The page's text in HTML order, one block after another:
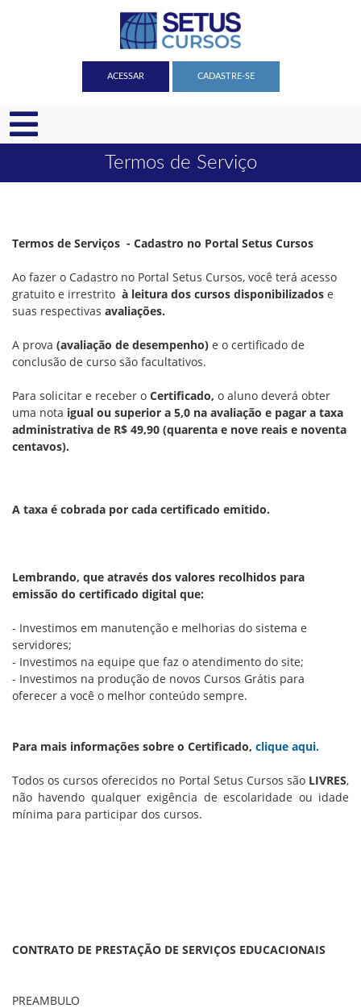
ACESSAR CADASTRE-SE
Termos de Serviço
Termos de Serviços - Cadastro no Portal Setus Cursos
Ao fazer o Cadastro no Portal Setus Cursos, você terá acesso
gratuito e irrestrito à leitura dos cursos disponibilizados e
suas respectivas avaliações.
A prova (avaliação de desempenho) e o certificado de
conclusão de curso são facultativos.
Para solicitar e receber o Certificado, o aluno deverá obter
uma nota igual ou superior a 5,0 na avaliação e pagar a taxa
administrativa de R$ 49,90 (quarenta e nove reais e noventa
centavos).
A taxa é cobrada por cada certificado emitido.
Lembrando, que através dos valores recolhidos para
emissão do certificado digital que:
- Investimos em manutenção e melhorias do sistema e
servidores;
- Investimos na equipe que faz o atendimento do site;
- Investimos na produção de novos Cursos Grátis para
oferecer a você o melhor conteúdo sempre.
Para mais informações sobre o Certificado, clique aqui.
Todos os cursos oferecidos no Portal Setus Cursos são LIVRES,
não havendo qualquer exigência de escolaridade ou idade
mínima para participar dos cursos.
CONTRATO DE PRESTAÇÃO DE SERVIÇOS EDUCACIONAIS
PREAMBULO